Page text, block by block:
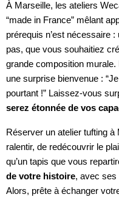
À Marseille, les ateliers
“made in France” mêlant
prérequis n’est nécessaire
pas, que vous souhaitiez
grande composition
une surprise bienvenue :
pourtant !” Laissez-vous
serez étonnée de vos
Réserver un atelier tufting à
ralentir, de redécouvrir le
qu’un tapis que vous
de votre histoire, avec ses
Alors, prête à échanger